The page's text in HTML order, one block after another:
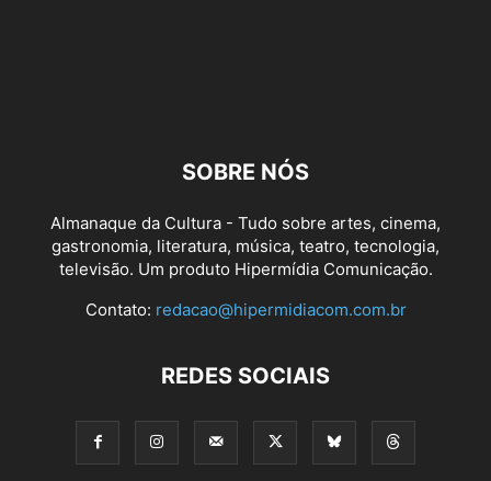
SOBRE NÓS
Almanaque da Cultura - Tudo sobre artes, cinema,
gastronomia, literatura, música, teatro, tecnologia,
televisão. Um produto Hipermídia Comunicação.
Contato: redacao@hipermidiacom.com.br
REDES SOCIAIS